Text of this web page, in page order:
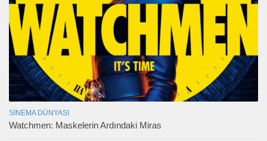
SINEMA DÜNYASI
Watchmen: Maskelerin Ardındaki Miras